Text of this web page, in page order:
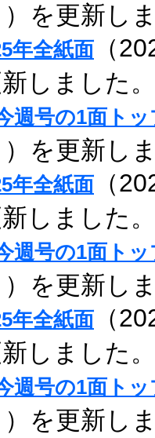
を更新し
年全紙面
（
新しました。
週号の1面トッ
を更新し
年全紙面
（
新しました。
週号の1面トッ
を更新し
年全紙面
（
新しました。
週号の1面トッ
を更新し